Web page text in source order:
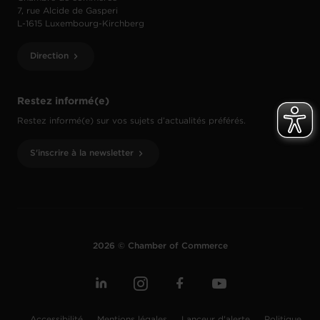
Restez informé(e)
Restez informé(e) sur vos sujets d’actualités préférés.
S'inscrire à la newsletter
7, rue Alcide de Gasperi
L-1615 Luxembourg-Kirchberg
Direction
2026 © Chamber of Commerce